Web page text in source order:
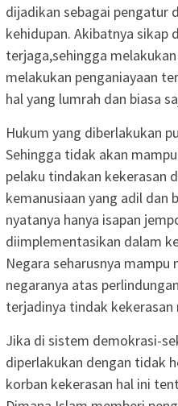
dijadikan sebagai pengatur
kehidupan. Akibatnya sikap
terjaga,sehingga
melakukan penganiayaan
hal yang lumrah dan biasa
Hukum yang diberlakukan
Sehingga tidak akan
pelaku tindakan kekerasan
kemanusiaan yang adil dan
nyatanya hanya isapan
diimplementasikan dalam
Negara seharusnya
negaranya atas
terjadinya tindak kekerasan
Jika di sistem demokrasi-
diperlakukan dengan tidak
korban kekerasan hal ini